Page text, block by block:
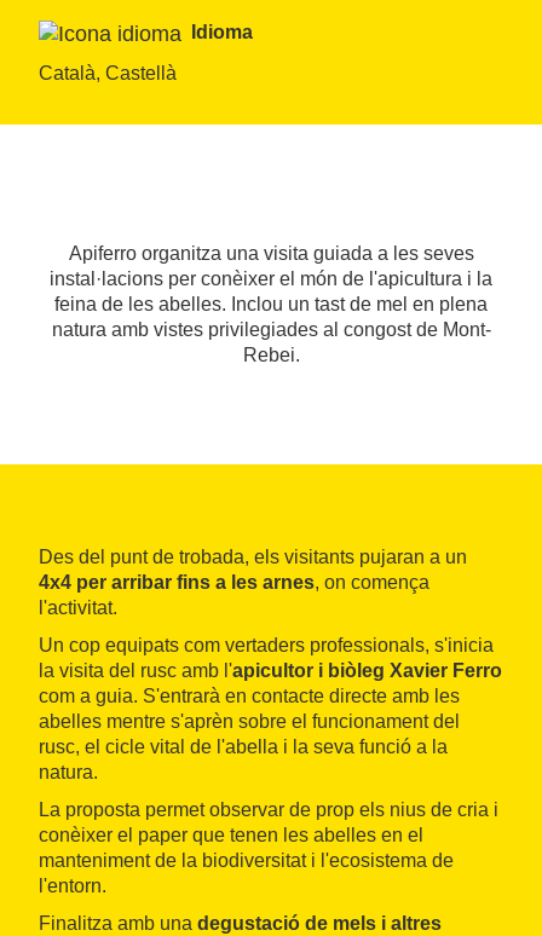
Idioma
Català, Castellà
Apiferro organitza una visita guiada a les seves
instal·lacions per conèixer el món de l'apicultura i la
feina de les abelles. Inclou un tast de mel en plena
natura amb vistes privilegiades al congost de Mont-
Rebei.
Des del punt de trobada, els visitants pujaran a un
4x4 per arribar fins a les arnes, on comença
l'activitat.
Un cop equipats com vertaders professionals, s'inicia
la visita del rusc amb l'apicultor i biòleg Xavier Ferro
com a guia. S'entrarà en contacte directe amb les
abelles mentre s'aprèn sobre el funcionament del
rusc, el cicle vital de l'abella i la seva funció a la
natura.
La proposta permet observar de prop els nius de cria i
conèixer el paper que tenen les abelles en el
manteniment de la biodiversitat i l'ecosistema de
l'entorn.
Finalitza amb una degustació de mels i altres